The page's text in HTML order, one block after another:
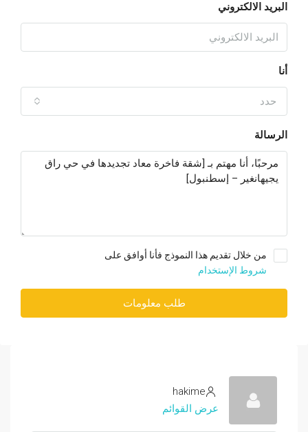
البريد الالكتروني
أنا
حدد
الرسالة
من خلال تقديم هذا النموذج فأنا أوافق على
شروط الإستخدام
طلب معلومات
hakime
عرض القوائم